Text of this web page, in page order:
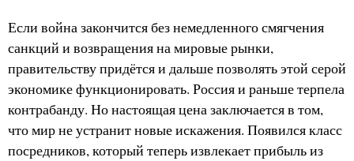
Если война закончится без немедленного смягчения
санкций и возвращения на мировые рынки,
правительству придётся и дальше позволять этой серой
экономике функционировать. Россия и раньше терпела
контрабанду. Но настоящая цена заключается в том,
что мир не устранит новые искажения. Появился класс
посредников, который теперь извлекает прибыль из